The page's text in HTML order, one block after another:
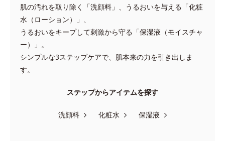
肌の汚れを取り除く「洗顔料」、うるおいを与える「化粧
水（ローション）」、
うるおいをキープして刺激から守る「保湿液（モイスチャ
ー）」。
シンプルな3ステップケアで、肌本来の力を引き出しま
す。
ステップからアイテムを探す
洗顔料 化粧水 保湿液